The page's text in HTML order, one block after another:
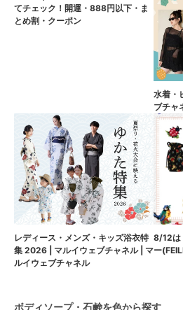
てチェック！開運・888円以下・ま
とめ割・クーポン
水着・
ブチャ
レディース・メンズ・キッズ浴衣特
集 2026 | マルイウェブチャネル | マ
ルイウェブチャネル
8/12は
ー
ボディソープ・石鹸を色から探す